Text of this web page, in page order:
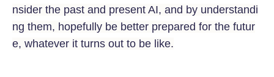
nsider the past and present AI, and by understandi
ng them, hopefully be better prepared for the futur
e, whatever it turns out to be like.